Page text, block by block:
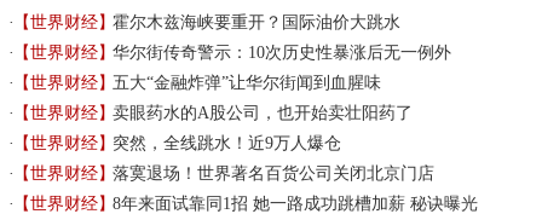
【世界财经】霍尔木兹海峡要重开？国际油价大跳水
【世界财经】华尔街传奇警示：10次历史性暴涨后无一例外
【世界财经】五大“金融炸弹”让华尔街闻到血腥味
【世界财经】卖眼药水的A股公司，也开始卖壮阳药了
【世界财经】突然，全线跳水！近9万人爆仓
【世界财经】落寞退场！世界著名百货公司关闭北京门店
【世界财经】8年来面试靠同1招 她一路成功跳槽加薪 秘诀曝光